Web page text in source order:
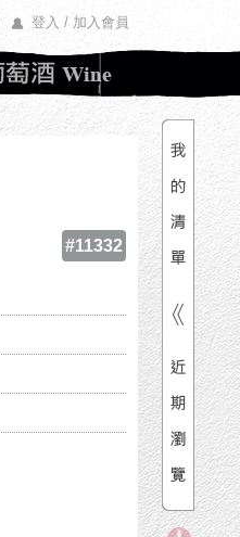
登入 / 加入會員
清單
總
#11332